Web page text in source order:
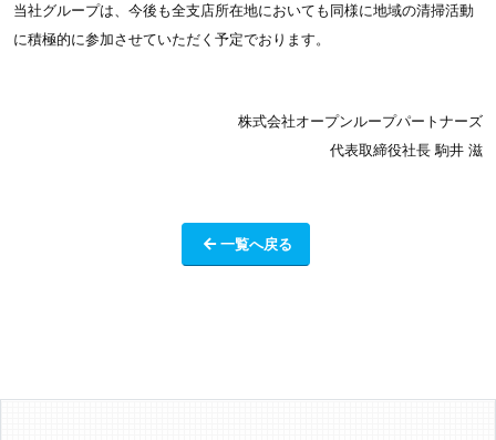
当社グループは、今後も全支店所在地においても同様に地域の清掃活動
に積極的に参加させていただく予定でおります。
株式会社オープンループパートナーズ
代表取締役社長 駒井 滋
一覧へ戻る